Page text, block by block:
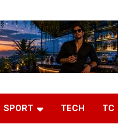
SPORT TECH TC